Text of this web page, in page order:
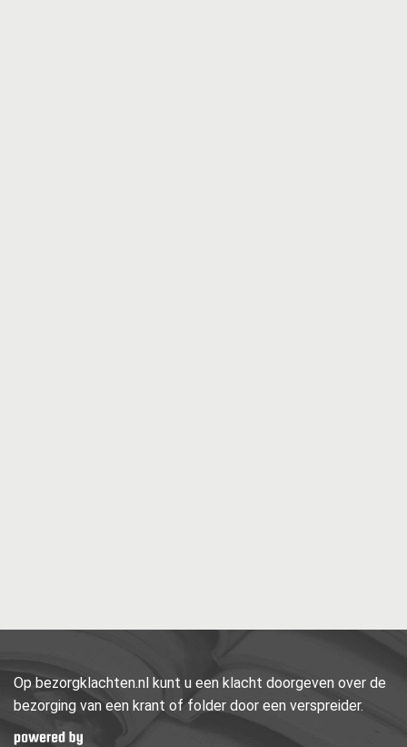
Op bezorgklachten.nl kunt u een klacht doorgeven over de
bezorging van een krant of folder door een verspreider.